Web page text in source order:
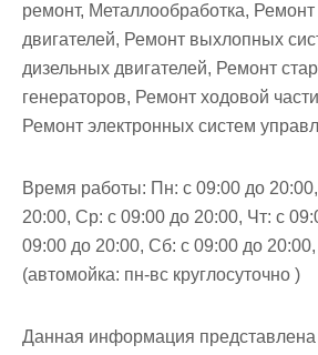
ремонт, Металлообработка,
двигателей, Ремонт выхлопных
дизельных двигателей, Ремонт
генераторов, Ремонт ходовой
Ремонт электронных систем
Время работы: Пн: с 09:00 до
20:00, Ср: с 09:00 до 20:00, Чт: с
09:00 до 20:00, Сб: с 09:00 до
(автомойка: пн-вс круглосуточно )
Данная информация представлена